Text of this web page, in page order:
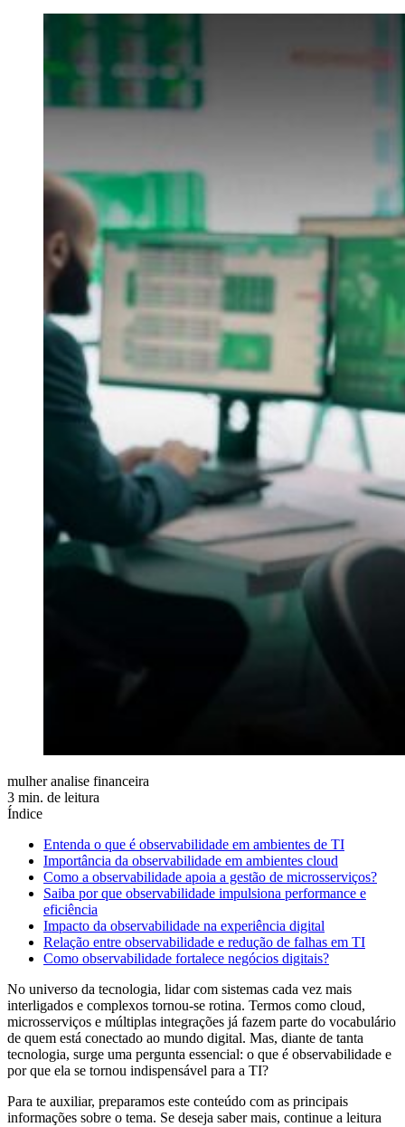
mulher analise financeira
3 min. de leitura
Índice
Entenda o que é observabilidade em ambientes de TI
Importância da observabilidade em ambientes cloud
Como a observabilidade apoia a gestão de microsserviços?
Saiba por que observabilidade impulsiona performance e
eficiência
Impacto da observabilidade na experiência digital
Relação entre observabilidade e redução de falhas em TI
Como observabilidade fortalece negócios digitais?
No universo da tecnologia, lidar com sistemas cada vez mais
interligados e complexos tornou-se rotina. Termos como cloud,
microsserviços e múltiplas integrações já fazem parte do vocabulário
de quem está conectado ao mundo digital. Mas, diante de tanta
tecnologia, surge uma pergunta essencial: o que é observabilidade e
por que ela se tornou indispensável para a TI?
Para te auxiliar, preparamos este conteúdo com as principais
informações sobre o tema. Se deseja saber mais, continue a leitura